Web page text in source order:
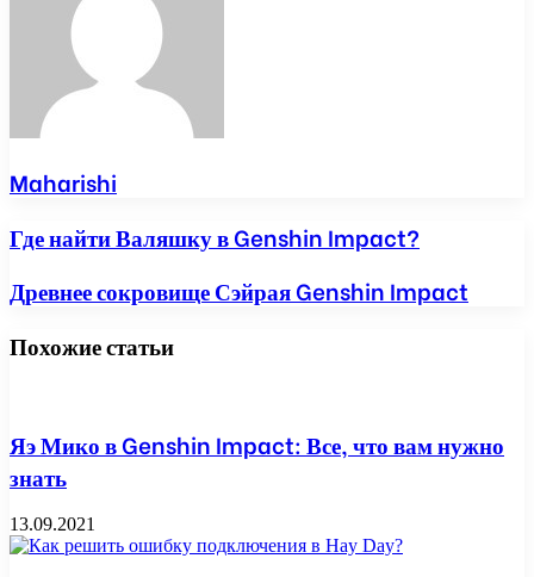
Maharishi
Где найти Валяшку в Genshin Impact?
Древнее сокровище Сэйрая Genshin Impact
Похожие статьи
Яэ Мико в Genshin Impact: Все, что вам нужно
знать
13.09.2021